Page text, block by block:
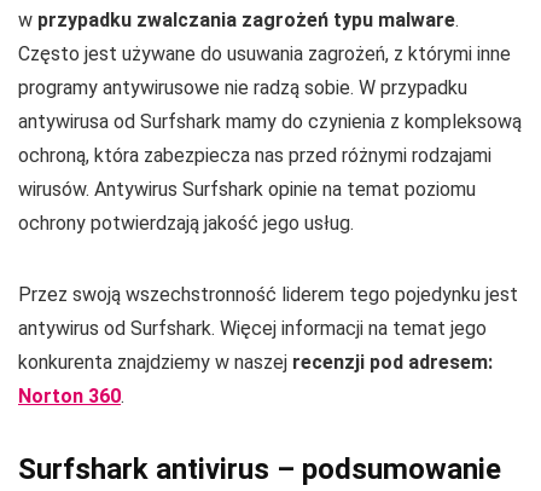
w przypadku zwalczania zagrożeń typu malware.
Często jest używane do usuwania zagrożeń, z którymi inne
programy antywirusowe nie radzą sobie. W przypadku
antywirusa od Surfshark mamy do czynienia z kompleksową
ochroną, która zabezpiecza nas przed różnymi rodzajami
wirusów. Antywirus Surfshark opinie na temat poziomu
ochrony potwierdzają jakość jego usług.
Przez swoją wszechstronność liderem tego pojedynku jest
antywirus od Surfshark. Więcej informacji na temat jego
konkurenta znajdziemy w naszej recenzji pod adresem:
Norton 360.
Surfshark antivirus – podsumowanie